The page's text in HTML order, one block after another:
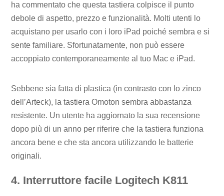
ha commentato che questa tastiera colpisce il punto
debole di aspetto, prezzo e funzionalità. Molti utenti lo
acquistano per usarlo con i loro iPad poiché sembra e si
sente familiare. Sfortunatamente, non può essere
accoppiato contemporaneamente al tuo Mac e iPad.
Sebbene sia fatta di plastica (in contrasto con lo zinco
dell’Arteck), la tastiera Omoton sembra abbastanza
resistente. Un utente ha aggiornato la sua recensione
dopo più di un anno per riferire che la tastiera funziona
ancora bene e che sta ancora utilizzando le batterie
originali.
4. Interruttore facile Logitech K811